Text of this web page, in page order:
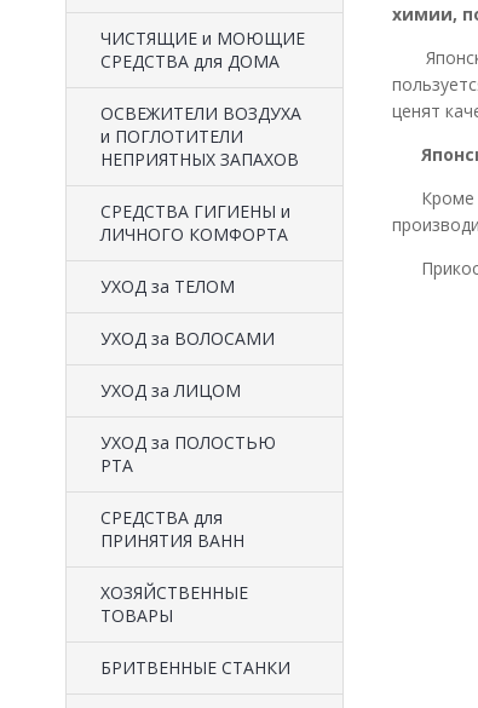
ЧИСТЯЩИЕ и МОЮЩИЕ
СРЕДСТВА для ДОМА
ОСВЕЖИТЕЛИ ВОЗДУХА
и ПОГЛОТИТЕЛИ
НЕПРИЯТНЫХ ЗАПАХОВ
СРЕДСТВА ГИГИЕНЫ и
ЛИЧНОГО КОМФОРТА
УХОД за ТЕЛОМ
УХОД за ВОЛОСАМИ
УХОД за ЛИЦОМ
УХОД за ПОЛОСТЬЮ
РТА
СРЕДСТВА для
ПРИНЯТИЯ ВАНН
ХОЗЯЙСТВЕННЫЕ
ТОВАРЫ
БРИТВЕННЫЕ СТАНКИ
химии,
ценят
Кроме